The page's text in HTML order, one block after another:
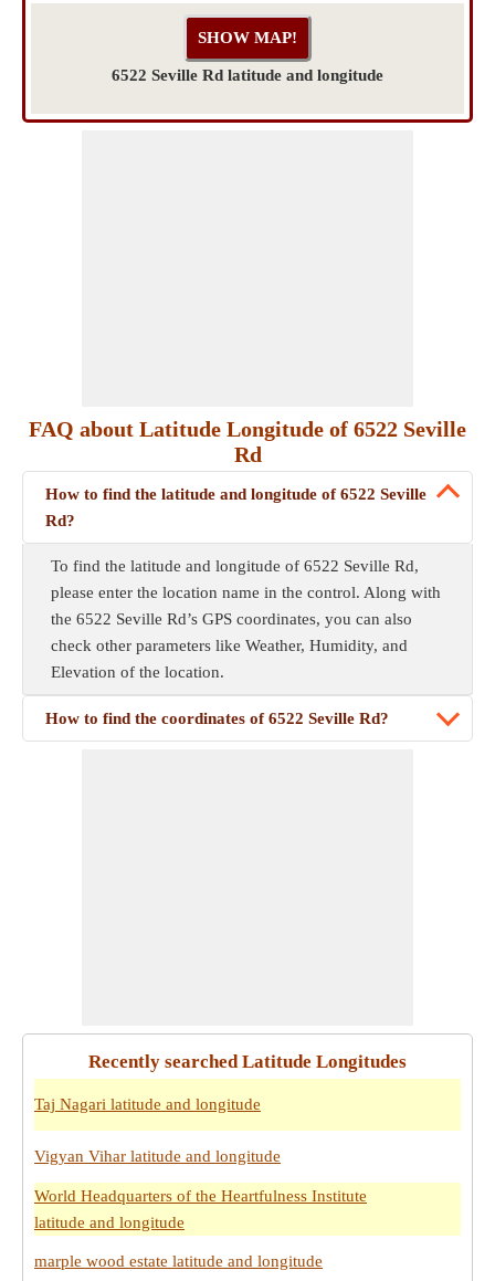
6522 Seville Rd latitude and longitude
FAQ about Latitude Longitude of 6522 Seville
Rd
How to find the latitude and longitude of 6522 Seville
Rd?
To find the latitude and longitude of 6522 Seville Rd,
please enter the location name in the control. Along with
the 6522 Seville Rd’s GPS coordinates, you can also
check other parameters like Weather, Humidity, and
Elevation of the location.
How to find the coordinates of 6522 Seville Rd?
Recently searched Latitude Longitudes
Taj Nagari latitude and longitude
Vigyan Vihar latitude and longitude
World Headquarters of the Heartfulness Institute
latitude and longitude
marple wood estate latitude and longitude